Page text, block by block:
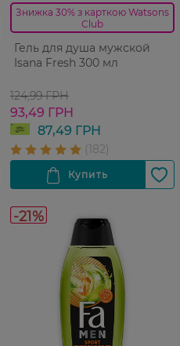
Знижка 30% з карткою Watsons
Club
Гель для душа мужской
Isana Fresh 300 мл
124,99 ГРН
93,49 ГРН
87,49 ГРН
-21%